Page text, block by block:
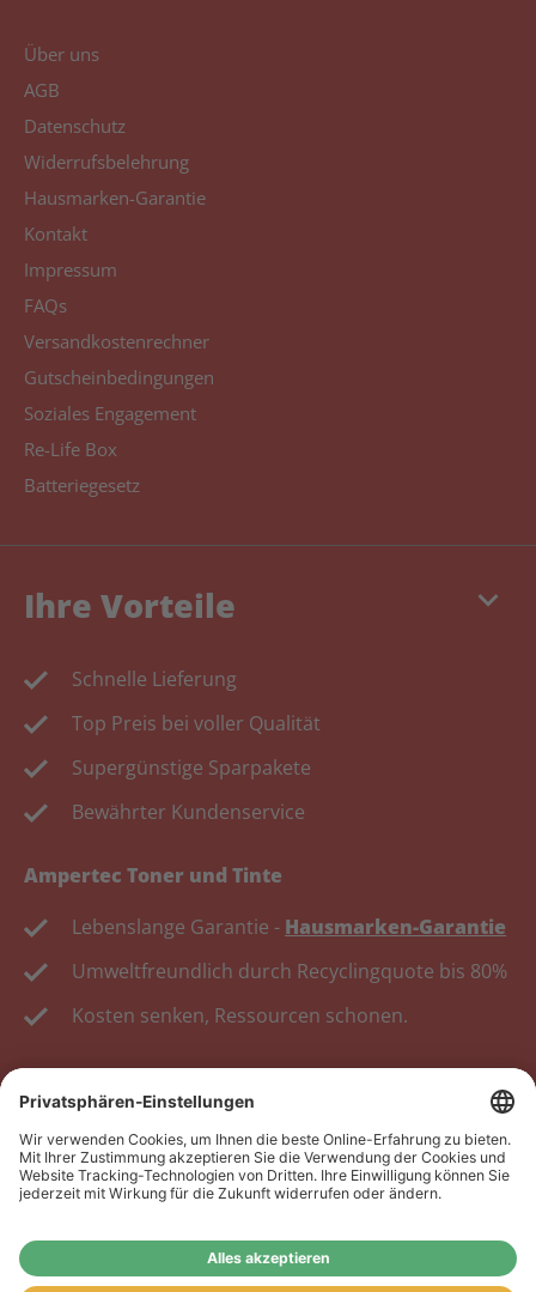
Über uns
AGB
Datenschutz
Widerrufsbelehrung
Hausmarken-Garantie
Kontakt
Impressum
FAQs
Versandkostenrechner
Gutscheinbedingungen
Soziales Engagement
Re-Life Box
Batteriegesetz
keyboard_arrow_down
Ihre Vorteile
Schnelle Lieferung
Top Preis bei voller Qualität
Supergünstige Sparpakete
Bewährter Kundenservice
Ampertec Toner und Tinte
Lebenslange Garantie - Hausmarken-Garantie
Umweltfreundlich durch Recyclingquote bis 80%
Kosten senken, Ressourcen schonen.
Wiederverkäufer:Das Angebot unseres Web-Shops
richtet sich nicht an Wiederverkäufer. Wenn Sie
Wiederverkäufer sind, registrieren Sie sich bitte in